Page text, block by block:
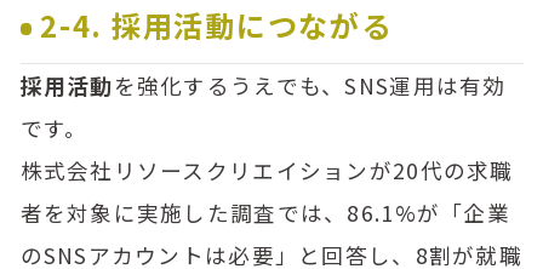
2-4. 採用活動につながる
採用活動を強化するうえでも、SNS運用は有効
です。
株式会社リソースクリエイションが20代の求職
者を対象に実施した調査では、86.1%が「企業
のSNSアカウントは必要」と回答し、8割が就職